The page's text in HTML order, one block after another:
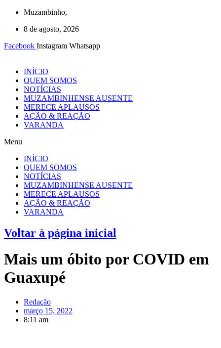
Muzambinho,
8 de agosto, 2026
Facebook Instagram Whatsapp
INÍCIO
QUEM SOMOS
NOTÍCIAS
MUZAMBINHENSE AUSENTE
MERECE APLAUSOS
AÇÃO & REAÇÃO
VARANDA
Menu
INÍCIO
QUEM SOMOS
NOTÍCIAS
MUZAMBINHENSE AUSENTE
MERECE APLAUSOS
AÇÃO & REAÇÃO
VARANDA
Voltar à página inicial
Mais um óbito por COVID em
Guaxupé
Redação
março 15, 2022
8:11 am